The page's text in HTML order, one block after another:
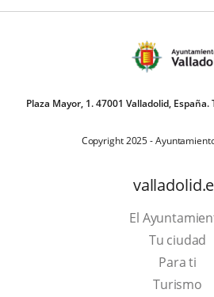
Plaza Mayor, 1. 47001 Valladolid, España.
Copyright 2025 -
El
Tu ciudad
Para ti
Turismo